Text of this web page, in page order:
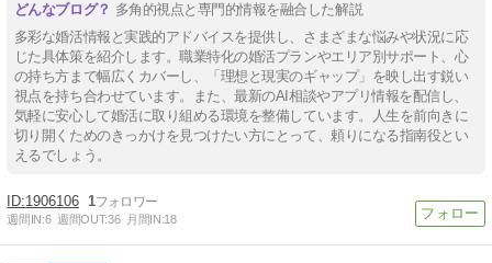
多角的視点と専門的情報を融合した解説
多彩な婚活情報と実践的アドバイスを提供し、さまざまな悩みや状況に応
じた具体策を紹介します。職業特化の婚活プランやエリア別サポート、心
の持ち方まで幅広くカバーし、「理想と現実のギャップ」を映し出す鋭い
視点を持ち合わせています。また、最新のAI相談やアプリ情報を配信し、
気軽に安心して婚活に取り組める環境を整備しています。人生を前向きに
切り開くためのきっかけを見つけたい方にとって、頼りになる指南役とい
えるでしょう。
1906106 1
週間IN:6 週間OUT:36 月間IN:18